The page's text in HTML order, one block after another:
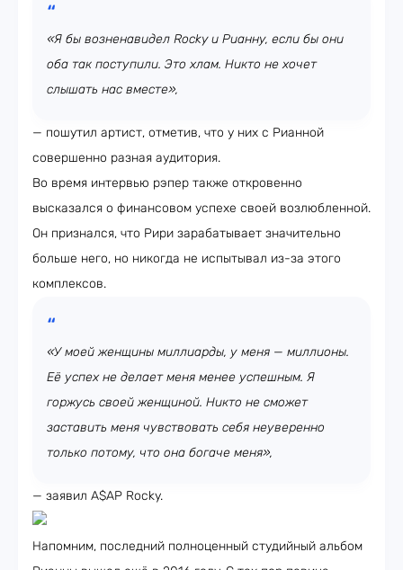
«Я бы возненавидел Rocky и Рианну, если бы они
оба так поступили. Это хлам. Никто не хочет
слышать нас вместе»,
— пошутил артист, отметив, что у них с Рианной
совершенно разная аудитория.
Во время интервью рэпер также откровенно
высказался о финансовом успехе своей возлюбленной.
Он признался, что Рири зарабатывает значительно
больше него, но никогда не испытывал из-за этого
комплексов.
«У моей женщины миллиарды, у меня — миллионы.
Её успех не делает меня менее успешным. Я
горжусь своей женщиной. Никто не сможет
заставить меня чувствовать себя неуверенно
только потому, что она богаче меня»,
— заявил A$AP Rocky.
Напомним, последний полноценный студийный альбом